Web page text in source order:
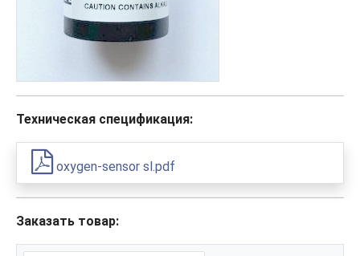
Техническая спецификация:
oxygen-sensor sl.pdf
Заказать товар: